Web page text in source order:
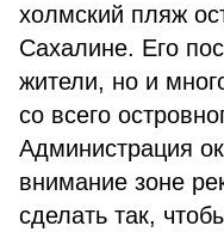
холмский пляж
Сахалине. Его
жители, но и
со всего
Администрация
внимание зоне
сделать так,